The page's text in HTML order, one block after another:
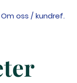
Om oss / kundref.